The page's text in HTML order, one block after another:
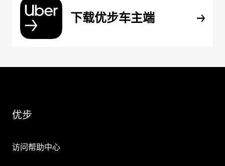
下载优步车主端
优步
访问帮助中心